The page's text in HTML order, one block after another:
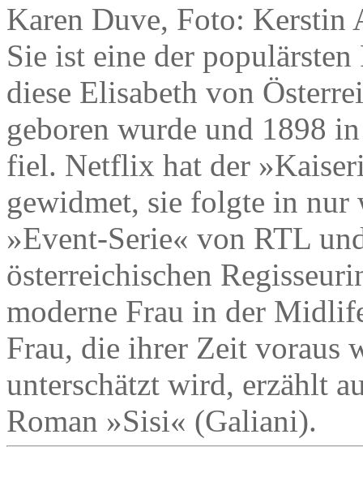
Karen Duve, Foto: Kerstin
Sie ist eine der
diese Elisabeth von
geboren wurde und 1898
fiel. Netflix hat der
gewidmet, sie folgte in nur
»Event-Serie« von RTL
österreichischen
moderne Frau in der
Frau, die ihrer Zeit voraus
unterschätzt wird, erzählt
Roman »Sisi« (Galiani).